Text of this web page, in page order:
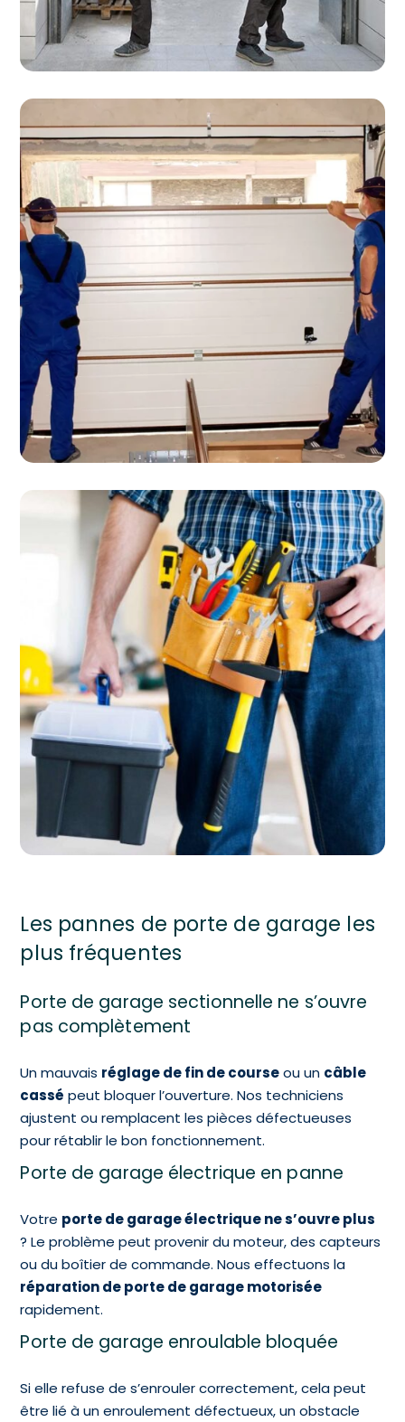
Les pannes de porte de garage les
plus fréquentes
Porte de garage sectionnelle ne s’ouvre
pas complètement
Un mauvais réglage de fin de courseou un câble
cassé peut bloquer l’ouverture. Nos techniciens
ajustent ou remplacent les pièces défectueuses
pour rétablir le bon fonctionnement.
Porte de garage électrique en panne
Votre porte de garage électrique ne s’ouvre plus
? Le problème peut provenir du moteur, des capteurs
ou du boîtier de commande. Nous effectuons la
réparation de porte de garage motorisée
rapidement.
Porte de garage enroulable bloquée
Si elle refuse de s’enrouler correctement, cela peut
être lié à un enroulement défectueux, un obstacle